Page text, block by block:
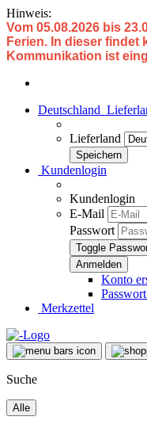
Hinweis:
Vom 05.08.2026 bis
Ferien. In dieser findet
Kommunikation ist
Deutschland
Lieferland
Kundenlogin
Kundenlogin
E-Mail
Passwort
Toggle
Konto
Merkzettel
Suche
Alle